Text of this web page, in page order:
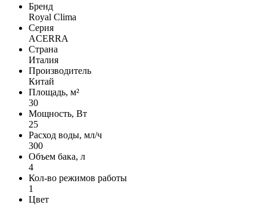
Бренд
Royal Clima
Серия
ACERRA
Страна
Италия
Производитель
Китай
Площадь, м²
30
Мощность, Вт
25
Расход воды, мл/ч
300
Объем бака, л
4
Кол-во режимов работы
1
Цвет